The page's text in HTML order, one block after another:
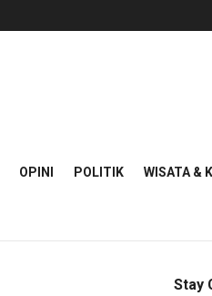
OPINI POLITIK WISATA &
Stay